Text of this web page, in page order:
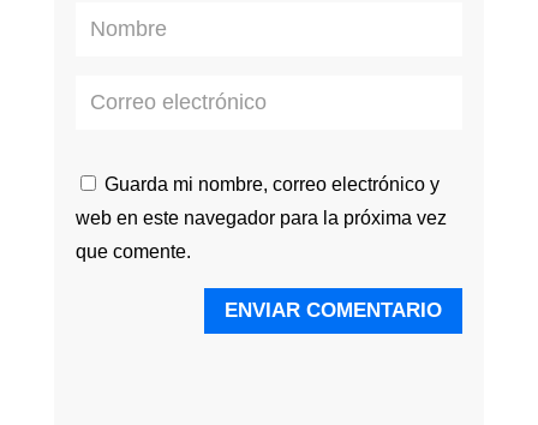
Guarda mi nombre, correo electrónico y
web en este navegador para la próxima vez
que comente.
ENVIAR COMENTARIO